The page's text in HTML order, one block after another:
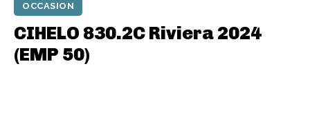
OCCASION
CIHELO 830.2C Riviera 2024
(EMP 50)